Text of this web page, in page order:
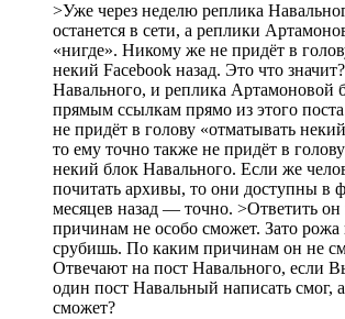
>Уже через неделю реплика
останется в сети, а реплики
«нигде». Никому же не придёт в
некий Facebook назад. Это что
Навального, и реплика Артамоновой
прямым ссылкам прямо из этого
не придёт в голову «отматывать
то ему точно также не придёт в
некий блок Навального. Если же
почитать архивы, то они доступны в
месяцев назад — точно. >Ответить
причинам не особо сможет. Зато рожа
срубишь. По каким причинам он не
Отвечают на пост Навального, если
один пост Навальный написать смог,
сможет?